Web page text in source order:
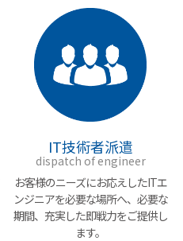
IT技術者派遣
dispatch of engineer
お客様のニーズにお応えしたITエ
ンジニアを必要な場所へ、 必要な
期間、充実した即戦力をご提供し
ます。